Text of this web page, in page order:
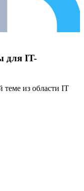
для IT-
из области IT